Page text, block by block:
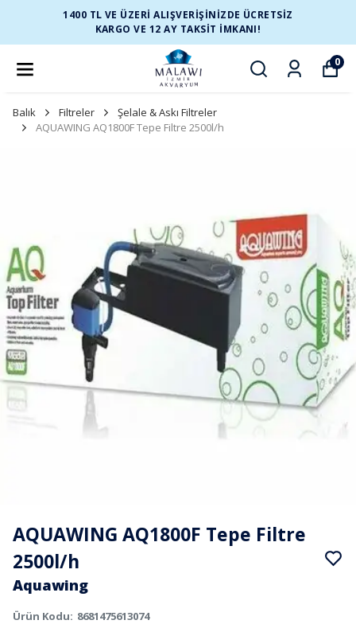
1400 TL VE ÜZERİ ALIŞVERİŞİNİZDE ÜCRETSİZ
KARGO VE 12 AY TAKSİT İMKANI!
0
Balık Filtreler
Şelale & Askı Filtreler
AQUAWING AQ1800F Tepe Filtre 2500l/h
AQUAWING AQ1800F Tepe Filtre
2500l/h
Aquawing
Ürün Kodu: 8681475613074